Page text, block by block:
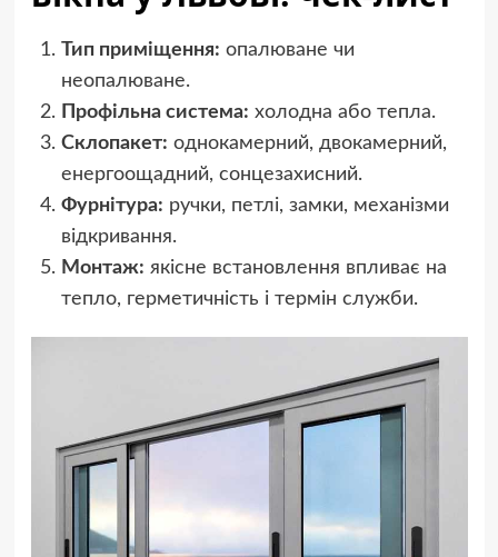
Тип приміщення: опалюване чи
неопалюване.
Профільна система: холодна або тепла.
Склопакет: однокамерний, двокамерний,
енергоощадний, сонцезахисний.
Фурнітура: ручки, петлі, замки, механізми
відкривання.
Монтаж: якісне встановлення впливає на
тепло, герметичність і термін служби.